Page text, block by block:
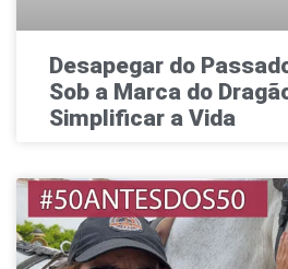
Desapegar do
Sob a Marca do
Simplificar a Vida